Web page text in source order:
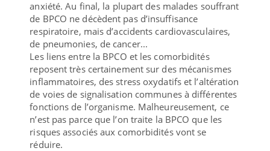
anxiété. Au final, la plupart des malades souffrant
de BPCO ne décèdent pas d’insuffisance
respiratoire, mais d’accidents cardiovasculaires,
de pneumonies, de cancer...
Les liens entre la BPCO et les comorbidités
reposent très certainement sur des mécanismes
inflammatoires, des stress oxydatifs et l’altération
de voies de signalisation communes à différentes
fonctions de l’organisme. Malheureusement, ce
n’est pas parce que l’on traite la BPCO que les
risques associés aux comorbidités vont se
réduire.